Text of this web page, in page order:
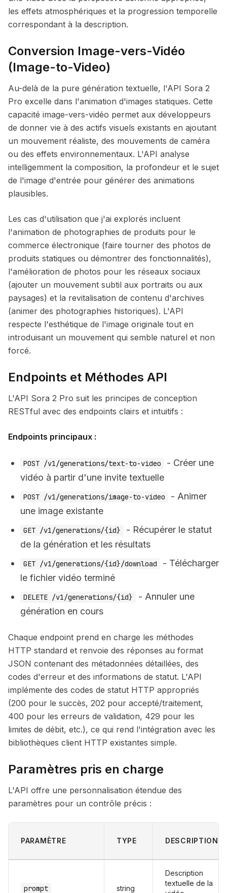
les effets atmosphériques et la progression temporelle
correspondant à la description.
Conversion Image-vers-Vidéo
(Image-to-Video)
Au-delà de la pure génération textuelle, l'API Sora 2
Pro excelle dans l'animation d'images statiques. Cette
capacité image-vers-vidéo permet aux développeurs
de donner vie à des actifs visuels existants en ajoutant
un mouvement réaliste, des mouvements de caméra
ou des effets environnementaux. L'API analyse
intelligemment la composition, la profondeur et le sujet
de l'image d'entrée pour générer des animations
plausibles.
Les cas d'utilisation que j'ai explorés incluent
l'animation de photographies de produits pour le
commerce électronique (faire tourner des photos de
produits statiques ou démontrer des fonctionnalités),
l'amélioration de photos pour les réseaux sociaux
(ajouter un mouvement subtil aux portraits ou aux
paysages) et la revitalisation de contenu d'archives
(animer des photographies historiques). L'API
respecte l'esthétique de l'image originale tout en
introduisant un mouvement qui semble naturel et non
forcé.
Endpoints et Méthodes API
L'API Sora 2 Pro suit les principes de conception
RESTful avec des endpoints clairs et intuitifs :
Endpoints principaux :
POST /v1/generations/text-to-video
- Créer une
vidéo à partir d'une invite textuelle
POST /v1/generations/image-to-video
- Animer
une image existante
GET /v1/generations/{id}
- Récupérer le statut
de la génération et les résultats
GET /v1/generations/{id}/download
- Télécharger
le fichier vidéo terminé
DELETE /v1/generations/{id}
- Annuler une
génération en cours
Chaque endpoint prend en charge les méthodes
HTTP standard et renvoie des réponses au format
JSON contenant des métadonnées détaillées, des
codes d'erreur et des informations de statut. L'API
implémente des codes de statut HTTP appropriés
(200 pour le succès, 202 pour accepté/traitement,
400 pour les erreurs de validation, 429 pour les
limites de débit, etc.), ce qui rend l'intégration avec les
bibliothèques client HTTP existantes simple.
Paramètres pris en charge
L'API offre une personnalisation étendue des
paramètres pour un contrôle précis :
PARAMÈTRE TYPE DESCRIPTION
prompt string
Description
textuelle de la